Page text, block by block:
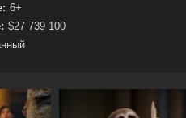
6+
$27 739 100